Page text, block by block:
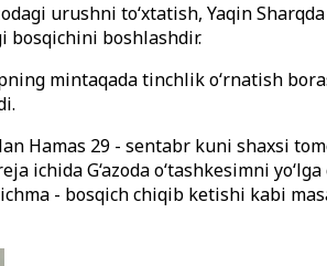
urushni to‘xtatish, Yaqin
bosqichini boshlashdir.
mintaqada tinchlik o‘rnatish
Hamas 29 - sentabr kuni shaxsi
ichida G‘azoda o‘tashkesimni
- bosqich chiqib ketishi kabi